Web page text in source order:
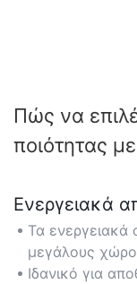
Πώς να
ποιότητας
Ενεργειακά
Τα ενεργειακά
μεγάλους
λιγότερη
Ιδανικό για